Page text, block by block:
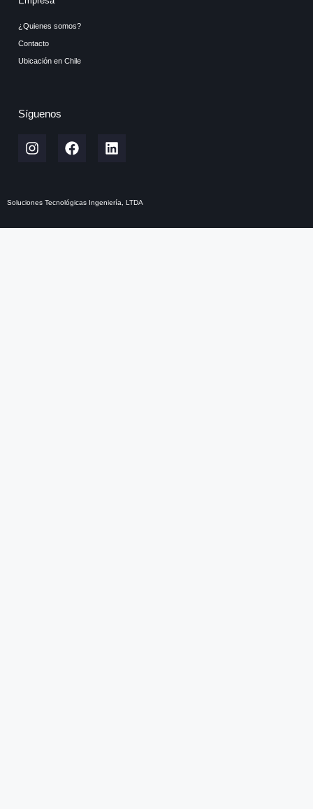
¿Quienes somos?
Contacto
Ubicación en Chile
Síguenos
Soluciones Tecnológicas Ingeniería, LTDA